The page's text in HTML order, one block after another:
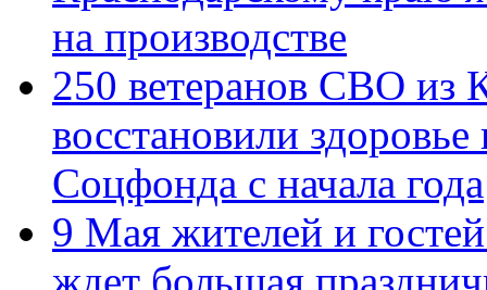
на производстве
250 ветеранов СВО из
восстановили
Соцфонда с начала года
9 Мая жителей и
ждет большая